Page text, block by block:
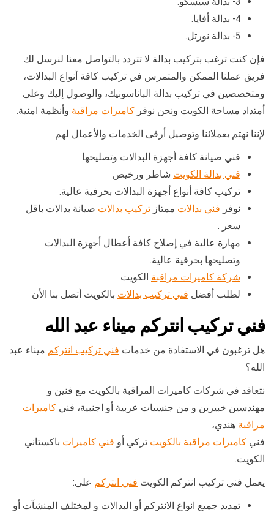
4- بدالة أفايا.
5- بدالة نورتل.
فإن كنت ترغب بتركيب بدالة لا تتردد بالتواصل معنا لنرسل لك
فريق عملنا الممكن والمتمرس في تركيب كافة أنواع البدالات،
ومتخصصين في تركيب بدالة الباناسونيك، والوصول إليك وعلى
أمتداد مساحة الكويت ونحن نوفر كاميرات مراقبة وأنظمة امنية.
لإننا نهتم بعملائنا وتوصيل أرقى الخدمات والأعمال لهم.
فني صيانة كافة أجهزة البدالات وتصليحها.
فني بدالة الكويت شاطر ورخيص
تركيب كافة أنواع أجهزة البدالات بحرفية عالية.
نوفر فني بدالات ممتاز تركيب بدالات صيانة بدالات باقل
سعر .
مهارة عالية في إصلاح كافة أعطال أجهزة البدالات
وتصليحها بحرفية عالية.
شركة كاميرات مراقبة الكويت
لطلب أفضل فني تركيب بدالات بالكويت أتصل بنا الأن
فني تركيب انتركم ميناء عبد الله
هل ترغبون في الاستفادة من خدمات فني تركيب انتركم ميناء عبد
الله؟
نتعاقد في شركات كاميرات المراقبة بالكويت مع فنين و
مهندسين خبيرين و من جنسيات عربية أو اجنبية، فني كاميرات
مراقبة هندي،
فني كاميرات مراقبة بالكويت تركي أو فني كاميرات باكستاني
الكويت.
يعمل فني تركيب انتركم الكويت فني انتركم على:
تمديد جميع انواع الانتركم أو البدالات و لمختلف المنشآت أو